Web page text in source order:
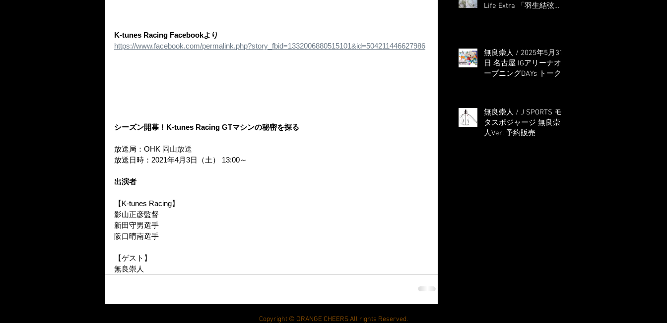
K-tunes Racing Facebookより
https://www.facebook.com/permalink.php?story_fbid=1332006880515101&id=504211446627986
シーズン開幕！K-tunes Racing GTマシンの秘密を探る
放送局：OHK 岡山放送
放送日時：2021年4月3日（土） 13:00～
出演者
【K-tunes Racing】
影山正彦監督
新田守男選手
阪口晴南選手
【ゲスト】
無良崇人
Life Extra 「羽生結弦
無良崇人 / 2025年5月31
日 名古屋 IGアリーナオ
ープニングDAYs トーク
無良崇人 / J SPORTS モ
タスポジャージ 無良崇
人Ver. 予約販売
Copyright © ORANGE CHEERS All rights Reserved.